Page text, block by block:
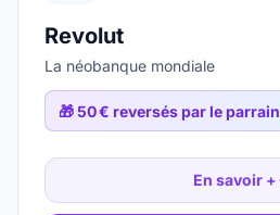
Revolut
La néobanque mondiale
🎁50 € reversés par le parrain
En savoir +